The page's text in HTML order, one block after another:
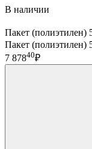
В наличии
Пакет
Пакет (полиэтилен)
7 87840₽